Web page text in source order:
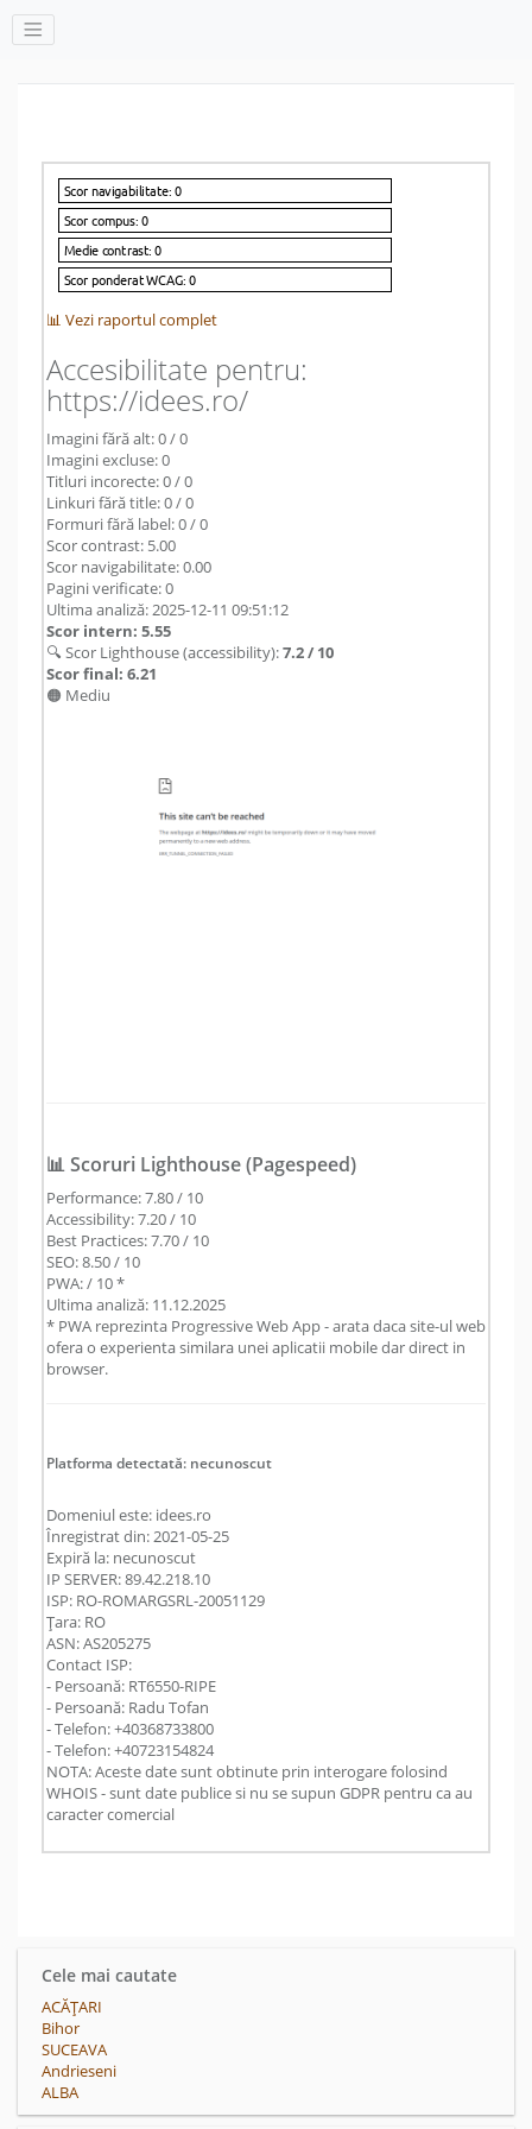
📊 Vezi raportul complet
Accesibilitate pentru:
https://idees.ro/
Imagini fără alt: 0 / 0
Imagini excluse: 0
Titluri incorecte: 0 / 0
Linkuri fără title: 0 / 0
Formuri fără label: 0 / 0
Scor contrast: 5.00
Scor navigabilitate: 0.00
Pagini verificate: 0
Ultima analiză: 2025-12-11 09:51:12
Scor intern: 5.55
🔍 Scor Lighthouse (accessibility):7.2 / 10
Scor final: 6.21
🟠 Mediu
📊 Scoruri Lighthouse (Pagespeed)
Performance: 7.80 / 10
Accessibility: 7.20 / 10
Best Practices: 7.70 / 10
SEO: 8.50 / 10
PWA: / 10 *
Ultima analiză: 11.12.2025
* PWA reprezinta Progressive Web App - arata daca site-ul web
ofera o experienta similara unei aplicatii mobile dar direct in
browser.
Platforma detectată: necunoscut
Domeniul este: idees.ro
Înregistrat din: 2021-05-25
Expiră la: necunoscut
IP SERVER: 89.42.218.10
ISP: RO-ROMARGSRL-20051129
Țara: RO
ASN: AS205275
Contact ISP:
- Persoană: RT6550-RIPE
- Persoană: Radu Tofan
- Telefon: +40368733800
- Telefon: +40723154824
NOTA: Aceste date sunt obtinute prin interogare folosind
WHOIS - sunt date publice si nu se supun GDPR pentru ca au
caracter comercial
Cele mai cautate
ACĂŢARI
Bihor
SUCEAVA
Andrieseni
ALBA